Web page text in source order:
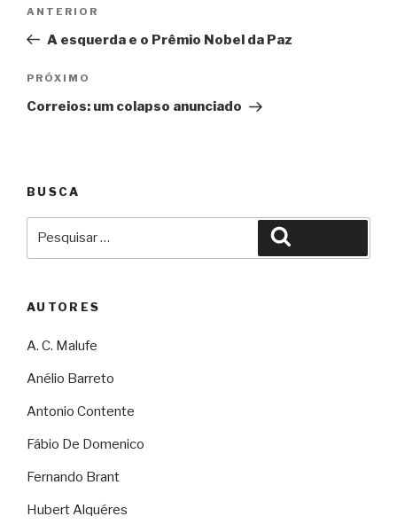
Post
Anterior
ANTERIOR
A esquerda e o Prêmio Nobel da Paz
Próximo
PRÓXIMO
Correios: um colapso anunciado
BUSCA
AUTORES
A. C. Malufe
Anélio Barreto
Antonio Contente
Fábio De Domenico
Fernando Brant
Hubert Alquéres